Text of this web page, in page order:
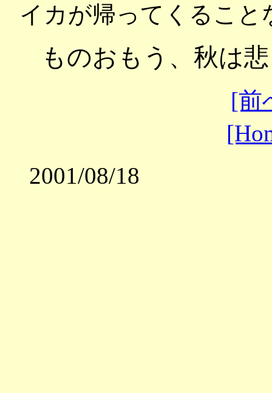
イカが帰ってくるこ
ものおもう、秋は
[前
2001/08/18